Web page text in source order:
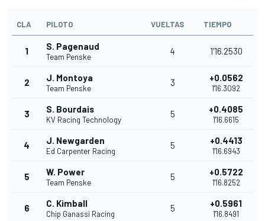
CLA PILOTO VUELTAS TIEMPO
1 S. Pagenaud
Team Penske
4 1'16.2530
2 J. Montoya
Team Penske
3 +0.0562
1'16.3092
3 S. Bourdais
KV Racing Technology
5 +0.4085
1'16.6615
4 J. Newgarden
Ed Carpenter Racing
5 +0.4413
1'16.6943
5 W. Power
Team Penske
5 +0.5722
1'16.8252
6 C. Kimball
Chip Ganassi Racing
5 +0.5961
1'16.8491